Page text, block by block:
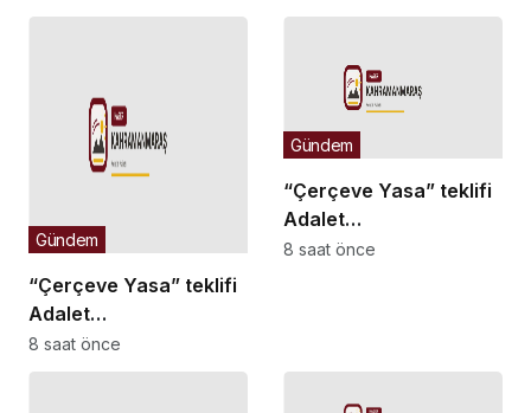
MHP’li Bülbül arasında
Partili Rıdvan Uz,
Yüksel’in üzerine
yürüdü
“Çerçeve Yasa” teklifi
Adalet
Komisyonu’nda… YENİ
Partili Tanrıkulu: Bir
Gündem
8 saat önce
“Çerçeve Yasa” teklifi
Adalet
Komisyonu’nda… Danış
Gündem
8 saat önce